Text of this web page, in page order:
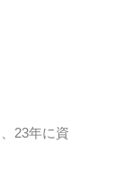
23年に資